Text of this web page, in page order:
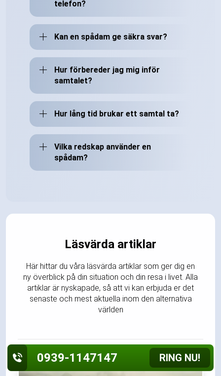
telefon?
Kan en spådam ge säkra svar?
Hur förbereder jag mig inför
samtalet?
Hur lång tid brukar ett samtal ta?
Vilka redskap använder en
spådam?
Läsvärda artiklar
Här hittar du våra läsvärda artiklar som ger dig en
ny överblick på din situation och din resa i livet. Alla
artiklar är nyskapade, så att vi kan erbjuda er det
senaste och mest aktuella inom den alternativa
världen
0939-1147147 RING NU!